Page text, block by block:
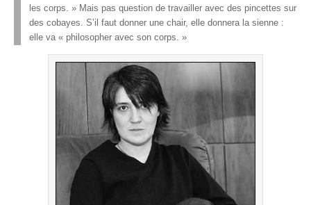
les corps. » Mais pas question de travailler avec des pincettes sur
des cobayes. S’il faut donner une chair, elle donnera la sienne :
elle va « philosopher avec son corps. »